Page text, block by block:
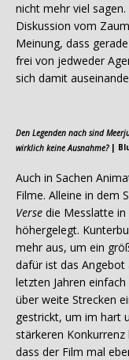
nicht mehr viel
Diskussion vom
Meinung, dass
frei von jedweder
sich damit
Den Legenden nach sind
wirklich keine Ausnahme?|
Auch in Sachen
Filme. Alleine in dem
Verse die Messlatte in
höhergelegt.
mehr aus, um ein
dafür ist das Angebot
letzten Jahren
über weite Strecken
gestrickt, um im hart
stärkeren
dass der Film mal